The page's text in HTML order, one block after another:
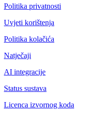
Politika privatnosti
Uvjeti korištenja
Politika kolačića
Natječaji
AI integracije
Status sustava
Licenca izvornog koda